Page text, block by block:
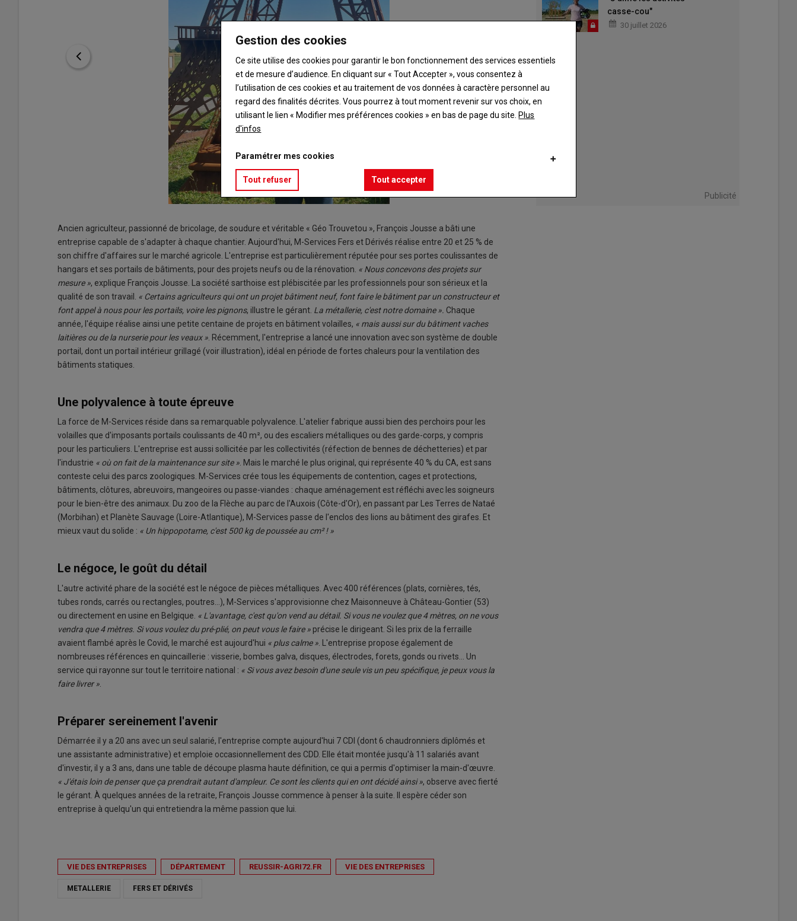
Ancien agriculteur, passionné de bricolage, de soudure et véritable « Géo Trouvetou », François Jousse a bâti une
entreprise capable de s'adapter à chaque chantier. Aujourd'hui, M-Services Fers et Dérivés réalise entre 20 et 25 % de
son chiffre d'affaires sur le marché agricole. L'entreprise est particulièrement réputée pour ses portes coulissantes de
hangars et ses portails de bâtiments, pour des projets neufs ou de la rénovation. « Nous concevons des projets sur
mesure », explique François Jousse. La société sarthoise est plébiscitée par les professionnels pour son sérieux et la
qualité de son travail. « Certains agriculteurs quiont un projet bâtiment neuf, font faire le bâtiment par un constructeur et
font appel à nous pour les portails, voire les pignons, illustre le gérant. La métallerie, c'est notre domaine ». Chaque
année, l'équipe réalise ainsi une petite centaine de projets en bâtiment volailles, « mais aussi sur du bâtiment vaches
laitières ou de la nurserie pour les veaux » . Récemment, l'entreprise a lancé une innovation avec son système de double
portail, dont un portail intérieur grillagé (voir illustration), idéal en période de fortes chaleurs pour la ventilation des
bâtiments statiques.
Une polyvalence à toute épreuve
La force de M-Services réside dans sa remarquable polyvalence. L'atelier fabrique aussi bien des perchoirs pour les
volailles que d'imposants portails coulissants de 40 m², ou des escaliers métalliques ou des garde-corps, y compris
pour les particuliers. L'entreprise est aussi sollicitée par les collectivités (réfection de bennes de déchetteries) et par
l'industrie « où on fait de la maintenance sur site » . Mais le marché le plus original, qui représente 40 % du CA, est sans
conteste celui des parcs zoologiques. M-Services crée tous les équipements de contention, cages et protections,
bâtiments, clôtures, abreuvoirs, mangeoires ou passe-viandes : chaque aménagement est réfléchi avec les soigneurs
pour le bien-être des animaux. Du zoo de la Flèche au parc de l'Auxois (Côte-d'Or), en passant par Les Terres de Nataé
(Morbihan) et Planète Sauvage (Loire-Atlantique), M-Services passe de l'enclos des lions au bâtiment des girafes. Et
mieux vaut du solide : « Un hippopotame, c'est 500 kg de poussée au cm² ! »
Le négoce, le goût du détail
L'autre activité phare de la société est le négoce de pièces métalliques. Avec 400 références (plats, cornières, tés,
tubes ronds, carrés ou rectangles, poutres...), M-Services s'approvisionne chez Maisonneuve à Château-Gontier (53)
ou directement en usine en Belgique. « L'avantage, c'est qu'on vend au détail. Si vous ne voulez que 4 mètres, on ne vous
vendra que 4 mètres. Si vous voulez du pré-plié, on peut vous le faire » précise le dirigeant. Si les prix de la ferraille
avaient flambé après le Covid, le marché est aujourd'hui « plus calme » . L'entreprise propose également de
nombreuses références en quincaillerie : visserie, bombes galva, disques, électrodes, forets, gonds ou rivets... Un
service qui rayonne sur tout le territoire national : « Si vous avez besoin d'une seule vis un peu spécifique, je peux vous la
faire livrer »
Préparer sereinement l'avenir
Démarrée il y a 20 ans avec un seul salarié, l'entreprise compte aujourd'hui 7 CDI (dont 6 chaudronniers diplômés et
une assistante administrative) et emploie occasionnellement des CDD. Elle était montée jusqu'à 11 salariés avant
d'investir, il y a 3 ans, dans une table de découpe plasma haute définition, ce qui a permis d'optimiser la main-d'œuvre.
« J'étais loin de penser que ça prendrait autant d'ampleur. Ce sont les clients qui en ont décidé ainsi », observe avec fierté
le gérant. À quelques années de la retraite, François Jousse commence à penser à la suite. Il espère céder son
entreprise à quelqu'un qui entretiendra la même passion que lui.
VIE DES ENTREPRISES DÉPARTEMENT REUSSIR-AGRI72.FR VIE DES ENTREPRISES
METALLERIE FERS ET DÉRIVÉS
casse-cou"
30 juillet 2026
Publicité
Gestion des cookies
Ce site utilise des cookies pour garantir le bon fonctionnement des services essentiels
et de mesure d’audience. En cliquant sur « Tout Accepter », vous consentez à
l’utilisation de ces cookies et au traitement de vos données à caractère personnel au
regard des finalités décrites. Vous pourrez à tout moment revenir sur vos choix, en
utilisant le lien « Modifier mes préférences cookies » en bas de page du site.Plus
d'infos
Paramétrer mes cookies
Tout refuser Tout accepter